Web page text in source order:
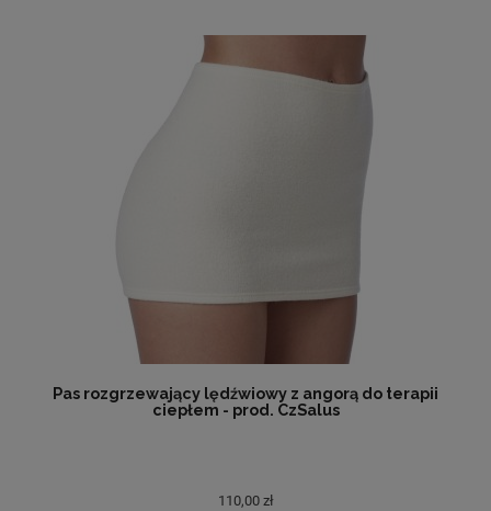
Pas rozgrzewający lędźwiowy z angorą do terapii
ciepłem - prod. CzSalus
110,00 zł